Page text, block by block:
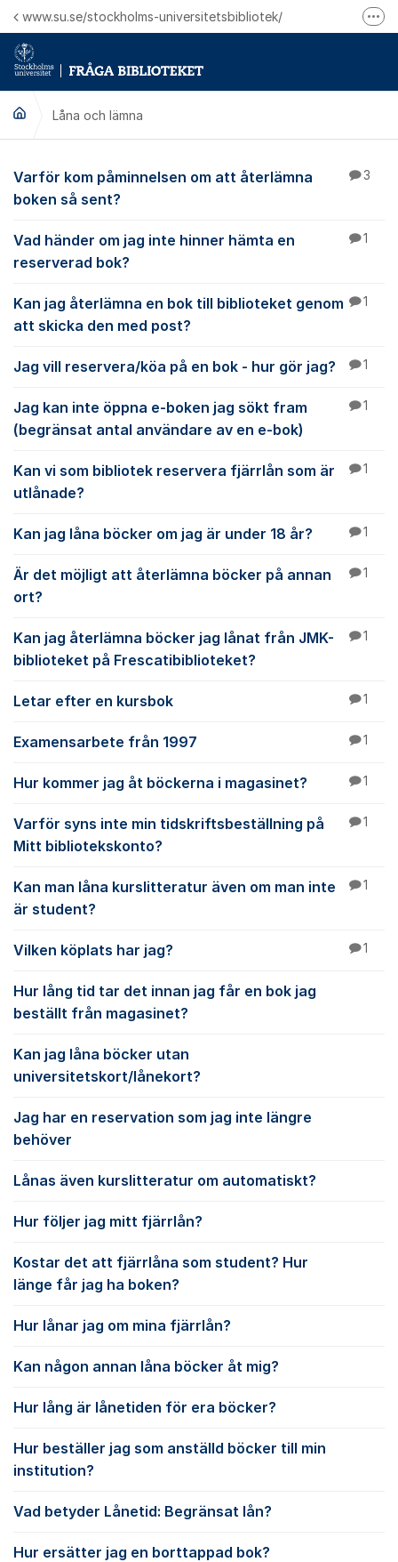
Hoppa till innehåll
www.su.se/stockholms-universitetsbibliotek/
Låna och lämna
Låna och lämna
Varför kom påminnelsen om att återlämna
boken så sent?
3
Vad händer om jag inte hinner hämta en
reserverad bok?
1
Kan jag återlämna en bok till biblioteket genom
att skicka den med post?
1
Jag vill reservera/köa på en bok - hur gör jag? 1
Jag kan inte öppna e-boken jag sökt fram
(begränsat antal användare av en e-bok)
1
Kan vi som bibliotek reservera fjärrlån som är
utlånade?
1
Kan jag låna böcker om jag är under 18 år? 1
Är det möjligt att återlämna böcker på annan
ort?
1
Kan jag återlämna böcker jag lånat från JMK-
biblioteket på Frescatibiblioteket?
1
Letar efter en kursbok 1
Examensarbete från 1997 1
Hur kommer jag åt böckerna i magasinet? 1
Varför syns inte min tidskriftsbeställning på
Mitt bibliotekskonto?
1
Kan man låna kurslitteratur även om man inte
är student?
1
Vilken köplats har jag? 1
Hur lång tid tar det innan jag får en bok jag
beställt från magasinet?
Kan jag låna böcker utan
universitetskort/lånekort?
Jag har en reservation som jag inte längre
behöver
Lånas även kurslitteratur om automatiskt?
Hur följer jag mitt fjärrlån?
Kostar det att fjärrlåna som student? Hur
länge får jag ha boken?
Hur lånar jag om mina fjärrlån?
Kan någon annan låna böcker åt mig?
Hur lång är lånetiden för era böcker?
Hur beställer jag som anställd böcker till min
institution?
Vad betyder Lånetid: Begränsat lån?
Hur ersätter jag en borttappad bok?